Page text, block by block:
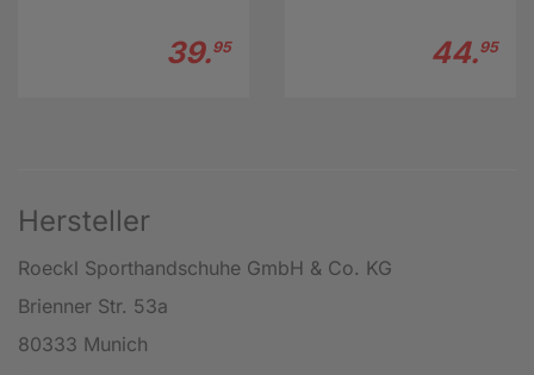
39.95 44.95
Hersteller
Roeckl Sporthandschuhe GmbH & Co. KG
Brienner Str. 53a
80333 Munich